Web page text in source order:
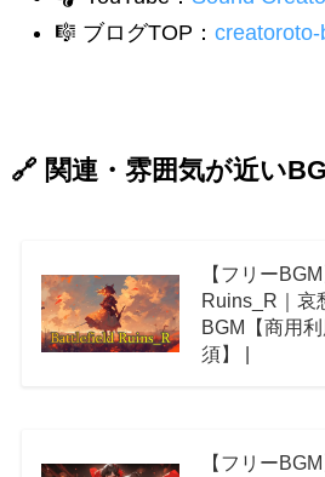
🎼 ブログTOP：
🔗 関連・雰囲気が近い
【フリー
Ruins_R｜哀
BGM【商用
須】 |
【フリー